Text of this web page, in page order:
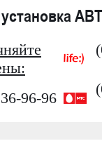
96-96